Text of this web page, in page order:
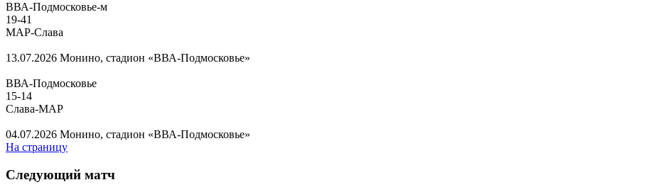
ВВА-Подмосковье-м
19-41
МАР-Слава
13.07.2026 Монино, стадион «ВВА-Подмосковье»
ВВА-Подмосковье
15-14
Слава-МАР
04.07.2026 Монино, стадион «ВВА-Подмосковье»
На страницу
Следующий матч